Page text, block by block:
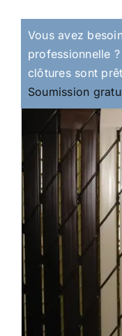
Vous avez
professionnelle
clôtures sont
Soumission